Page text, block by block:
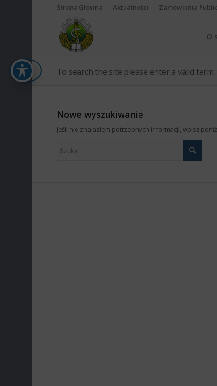
Strona Główna Aktualności Zamówienia
O
To search the site please enter a valid term
Nowe wyszukiwanie
Jeśli nie znalazłem potrzebnych informacji, wpisz